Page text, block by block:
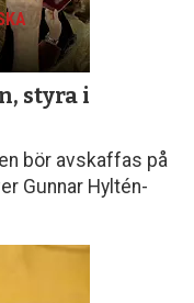
styra i
bör avskaffas på
Gunnar Hyltén-